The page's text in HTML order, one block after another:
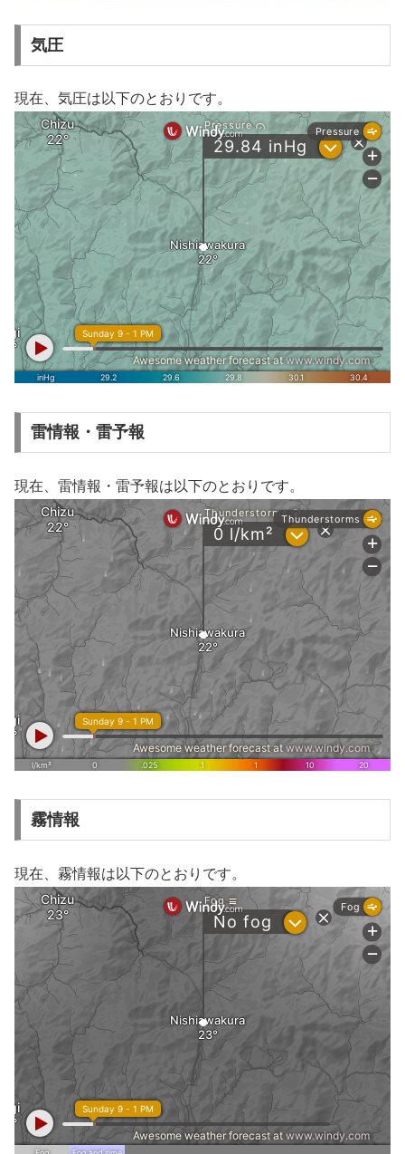
気圧
現在、気圧は以下のとおりです。
雷情報・雷予報
現在、雷情報・雷予報は以下のとおりです。
霧情報
現在、霧情報は以下のとおりです。